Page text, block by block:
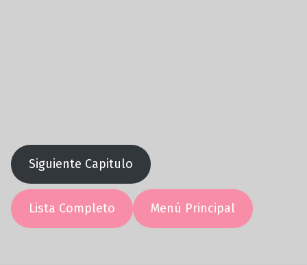
Siguiente Capitulo
Lista Completo Menú Principal